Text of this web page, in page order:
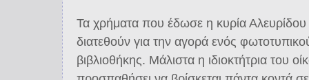
Τα χρήματα που έδωσε η κυρία Αλευρίδου
διατεθούν για την αγορά ενός
βιβλιοθήκης. Μάλιστα η ιδιοκτήτρια του